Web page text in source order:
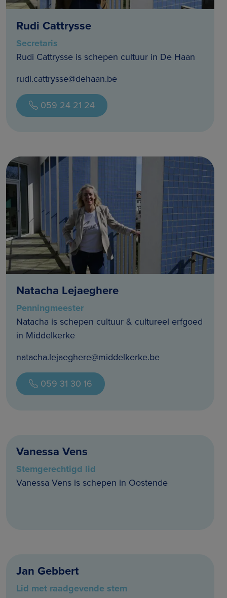
Rudi Cattrysse
Secretaris
Rudi Cattrysse is schepen cultuur in De Haan
rudi.cattrysse@dehaan.be
059 24 21 24
Natacha Lejaeghere
Penningmeester
Natacha is schepen cultuur & cultureel erfgoed
in Middelkerke
natacha.lejaeghere@middelkerke.be
059 31 30 16
Vanessa Vens
Stemgerechtigd lid
Vanessa Vens is schepen in Oostende
Jan Gebbert
Lid met raadgevende stem